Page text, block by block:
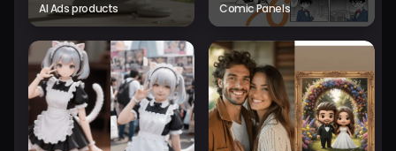
AI Ads products Comic Panels